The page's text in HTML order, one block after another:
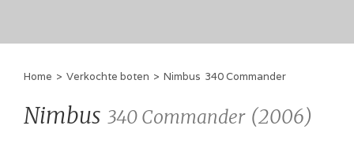
Home > Verkochte boten > Nimbus 340 Commander
Nimbus 340 Commander (2006)